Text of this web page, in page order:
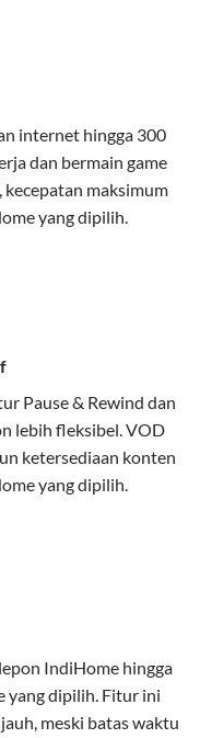
paket IndiHome
juga mencakup TV
rumah dalam
Fiber To The
ke rumah
beberapa
DSL.
tetap lancar.
internet hingga 300
dan bermain game
maksimum
yang dipilih.
Pause & Rewind dan
lebih fleksibel. VOD
ketersediaan konten
yang dipilih.
IndiHome hingga
yang dipilih. Fitur ini
meski batas waktu